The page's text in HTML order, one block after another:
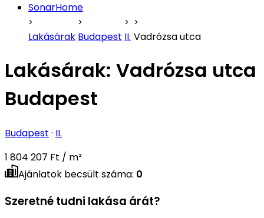
SonarHome
Lakásárak Budapest II. Vadrózsa utca
Lakásárak: Vadrózsa utca
Budapest
Budapest · II.
1 804 207 Ft / m²
Ajánlatok becsült száma: 0
Szeretné tudni lakása árát?